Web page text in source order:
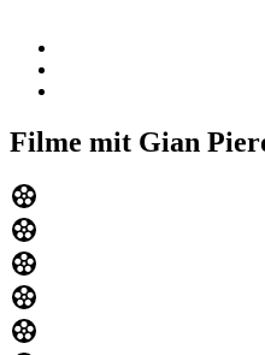
Filme mit Gian